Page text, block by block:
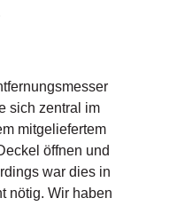
sich zentral im
mitgeliefertem
öffnen und
war dies in
nötig. Wir haben